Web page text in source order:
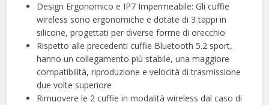
Design Ergonomico e IP7 Impermeabile: Gli cuffie
wireless sono ergonomiche e dotate di 3 tappi in
silicone, progettati per diverse forme di orecchio
Rispetto alle precedenti cuffie Bluetooth 5.2 sport,
hanno un collegamento più stabile, una maggiore
compatibilità, riproduzione e velocità di trasmissione
due volte superiore
Rimuovere le 2 cuffie in modalità wireless dal caso di